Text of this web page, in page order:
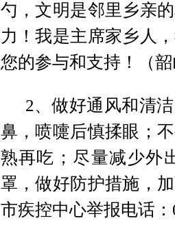
勺，文明是邻里乡亲
力！我是主席家乡人
您的参与和支持！（
2、做好通风和清
鼻，喷嚏后慎揉眼；
熟再吃；尽量减少外
罩，做好防护措施，
市疾控中心举报电话